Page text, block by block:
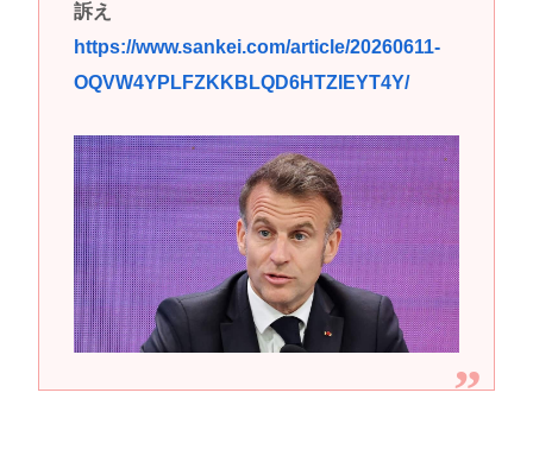
訴え
https://www.sankei.com/article/20260611-
OQVW4YPLFZKKBLQD6HTZIEYT4Y/